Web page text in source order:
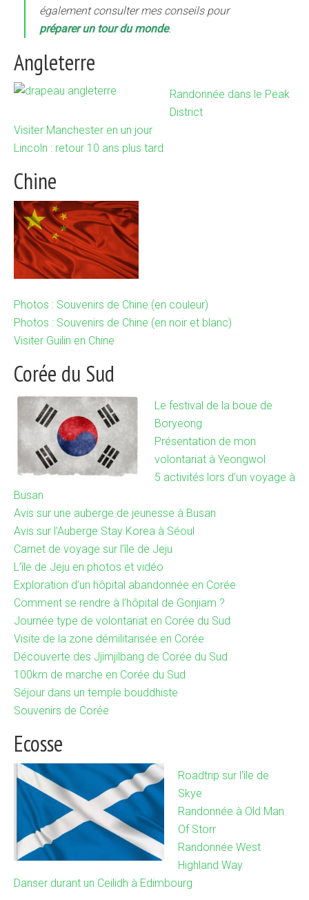
également consulter mes conseils pour
préparer un tour du monde.
Angleterre
Randonnée dans le Peak
District
Visiter Manchester en un jour
Lincoln : retour 10 ans plus tard
Chine
Photos : Souvenirs de Chine (en couleur)
Photos : Souvenirs de Chine (en noir et blanc)
Visiter Guilin en Chine
Corée du Sud
Le festival de la boue de
Boryeong
Présentation de mon
volontariat à Yeongwol
5 activités lors d’un voyage à
Busan
Avis sur une auberge de jeunesse à Busan
Avis sur l’Auberge Stay Korea à Séoul
Carnet de voyage sur l’île de Jeju
L’île de Jeju en photos et vidéo
Exploration d’un hôpital abandonnée en Corée
Comment se rendre à l’hôpital de Gonjiam ?
Journée type de volontariat en Corée du Sud
Visite de la zone démilitarisée en Corée
Découverte des Jjimjilbang de Corée du Sud
100km de marche en Corée du Sud
Séjour dans un temple bouddhiste
Souvenirs de Corée
Ecosse
Roadtrip sur l’île de
Skye
Randonnée à Old Man
Of Storr
Randonnée West
Highland Way
Danser durant un Ceilidh à Edimbourg